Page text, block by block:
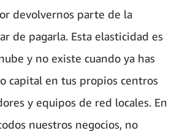
devolvernos parte de la
de pagarla. Esta elasticidad es
y no existe cuando ya has
capital en tus propios centros
y equipos de red locales. En
nuestros negocios, no